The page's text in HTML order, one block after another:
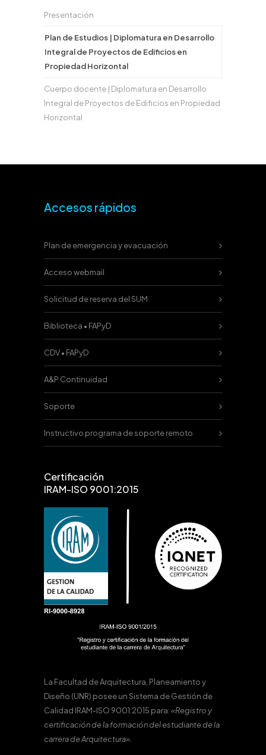
Presentación
Plan de Estudios | Diplomatura en Desarrollo
Integral de Proyectos de Edificios en
Propiedad Horizontal
Cuerpo docente | Diplomatura en Desarrollo
Integral de Proyectos de Edificios en Propiedad
Horizontal
Accesos rápidos
Plan de emergencia y evacuación
Acceso webmail
Solicitud de reserva del SUM
Biblioteca • FAPyD
CDV • FAPyD
A&P Continuidad
Soporte
Instructivo programa de soporte remoto
Certificación
IRAM-ISO 9001:2015
La Facultad de Arquitectura, Planeamiento y
Diseño (UNR) posee un Sistema de Gestión de
Calidad IRAM-ISO 9001:2015 para:«Registro y
certificación de la formación del estudiante de la
carrera de Arquitectura».